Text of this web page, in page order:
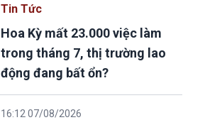
Tin Tức
Hoa Kỳ mất 23.000 việc làm
trong tháng 7, thị trường lao
động đang bất ổn?
16:12 07/08/2026